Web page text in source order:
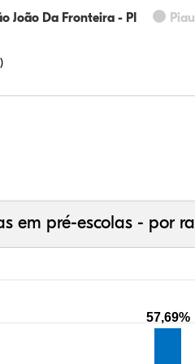
João Da Fronteira - PI
em pré-escolas - por
57,69%